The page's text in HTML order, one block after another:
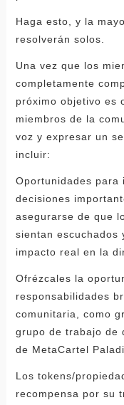
Haga esto, y la
resolverán solos.
Una vez que los
completamente
próximo objetivo es
miembros de la
voz y expresar un
incluir:
Oportunidades
decisiones
asegurarse de que
sientan escuchados
impacto real en la
Ofrézcales la
responsabilidades
comunitaria, como
grupo de trabajo de
de MetaCartel
Los tokens/
recompensa por su